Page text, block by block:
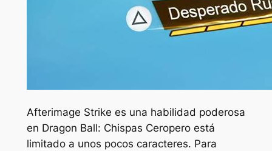
Afterimage Strike es una habilidad poderosa
en Dragon Ball: Chispas Ceropero está
limitado a unos pocos caracteres. Para